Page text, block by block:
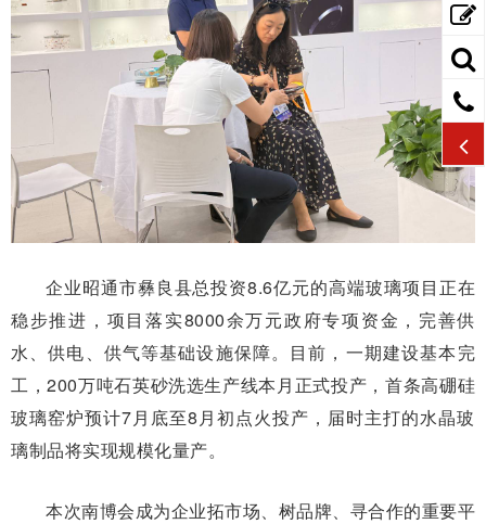
企业昭通市彝良县总投资8.6亿元的高端玻璃项目正在
稳步推进，项目落实8000余万元政府专项资金，完善供
水、供电、供气等基础设施保障。目前，一期建设基本完
工，200万吨石英砂洗选生产线本月正式投产，首条高硼硅
玻璃窑炉预计7月底至8月初点火投产，届时主打的水晶玻
璃制品将实现规模化量产。
本次南博会成为企业拓市场、树品牌、寻合作的重要平